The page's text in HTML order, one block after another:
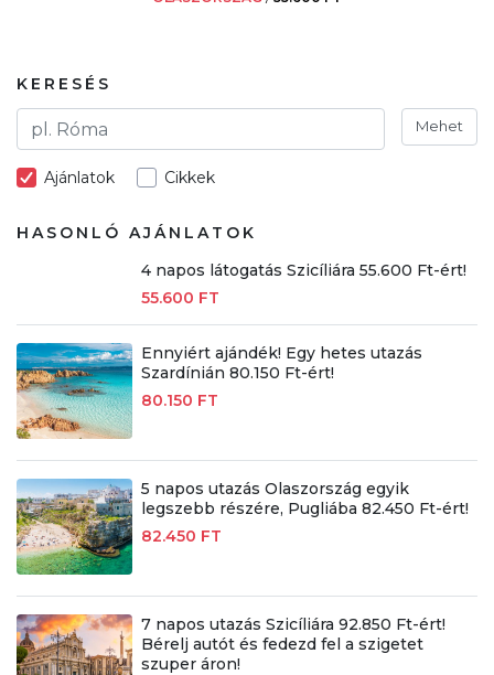
KERESÉS
Mehet
Ajánlatok Cikkek
HASONLÓ AJÁNLATOK
4 napos látogatás Szicíliára 55.600 Ft-ért!
55.600 FT
Ennyiért ajándék! Egy hetes utazás
Szardínián 80.150 Ft-ért!
80.150 FT
5 napos utazás Olaszország egyik
legszebb részére, Pugliába 82.450 Ft-ért!
82.450 FT
7 napos utazás Szicíliára 92.850 Ft-ért!
Bérelj autót és fedezd fel a szigetet
szuper áron!